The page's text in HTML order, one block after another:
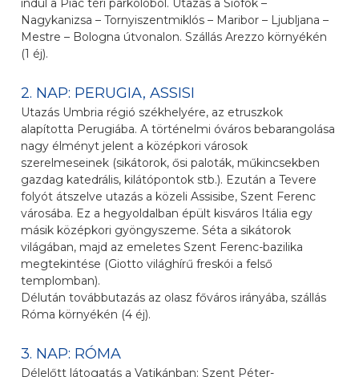
indul a Piac téri parkolóból. Utazás a Siófok –
Nagykanizsa – Tornyiszentmiklós – Maribor – Ljubljana –
Mestre – Bologna útvonalon. Szállás Arezzo környékén
(1 éj).
2. NAP: PERUGIA, ASSISI
Utazás Umbria régió székhelyére, az etruszkok
alapította Perugiába. A történelmi óváros bebarangolása
nagy élményt jelent a középkori városok
szerelmeseinek (sikátorok, ősi paloták, műkincsekben
gazdag katedrális, kilátópontok stb.). Ezután a Tevere
folyót átszelve utazás a közeli Assisibe, Szent Ferenc
városába. Ez a hegyoldalban épült kisváros Itália egy
másik középkori gyöngyszeme. Séta a sikátorok
világában, majd az emeletes Szent Ferenc-bazilika
megtekintése (Giotto világhírű freskói a felső
templomban).
Délután továbbutazás az olasz főváros irányába, szállás
Róma környékén (4 éj).
3. NAP: RÓMA
Délelőtt látogatás a Vatikánban: Szent Péter-